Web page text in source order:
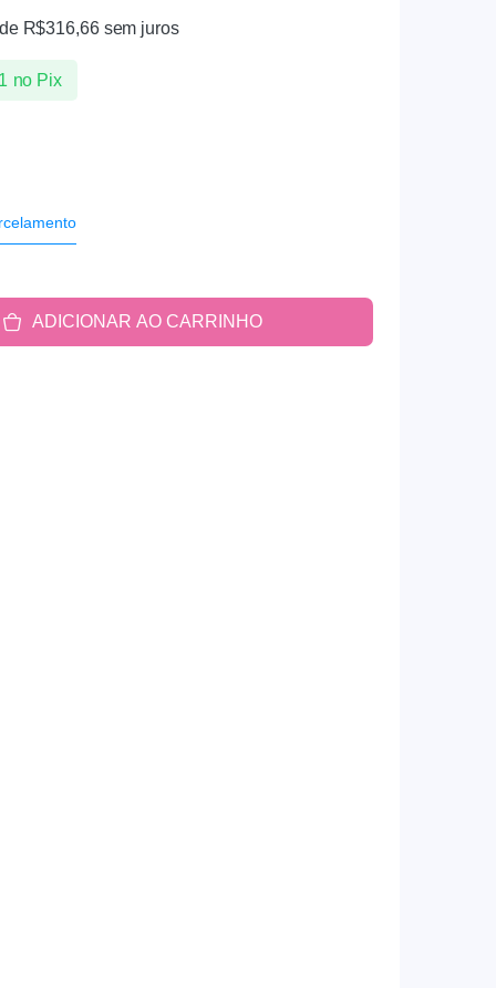
R$316,66sem juros
no Pix
ADICIONAR AO CARRINHO